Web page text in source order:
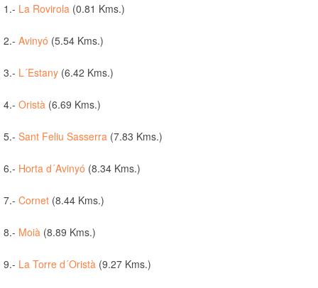
1.- La Rovirola (0.81 Kms.)
2.- Avinyó (5.54 Kms.)
3.- L´Estany (6.42 Kms.)
4.- Oristà (6.69 Kms.)
5.- Sant Feliu Sasserra (7.83 Kms.)
6.- Horta d´Avinyó (8.34 Kms.)
7.- Cornet (8.44 Kms.)
8.- Moià (8.89 Kms.)
9.- La Torre d´Oristà (9.27 Kms.)